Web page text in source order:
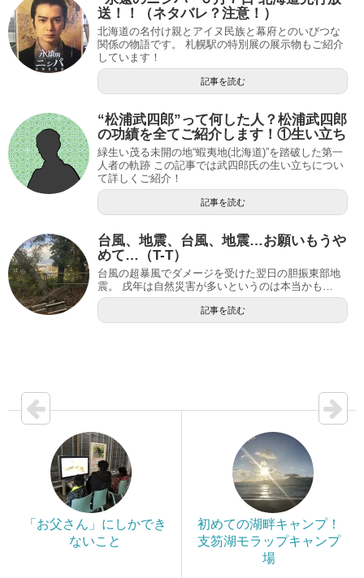
送！！（ネタバレ？注意！）
北海道の名付け親とアイヌ民族と幕府とのいびつな
関係の物語です。 札幌駅の特別展の展示物もご紹介
しています！
記事を読む
“松浦武四郎”って何した人？松浦武四郎
の功績を全てご紹介します！①生い立ち
緑生い茂る未開の地“蝦夷地(北海道)”を踏破した第一
人者の軌跡 この記事では武四郎氏の生い立ちについ
て詳しくご紹介！
記事を読む
台風、地震、台風、地震…お願いもうや
めて…（T-T）
台風の超暴風でダメージを受けた翌日の胆振東部地
震。 戌年は自然災害が多いというのは本当かも…
記事を読む
「お父さん」にしかでき
ないこと
初めての湖畔キャンプ！
支笏湖モラップキャンプ
場